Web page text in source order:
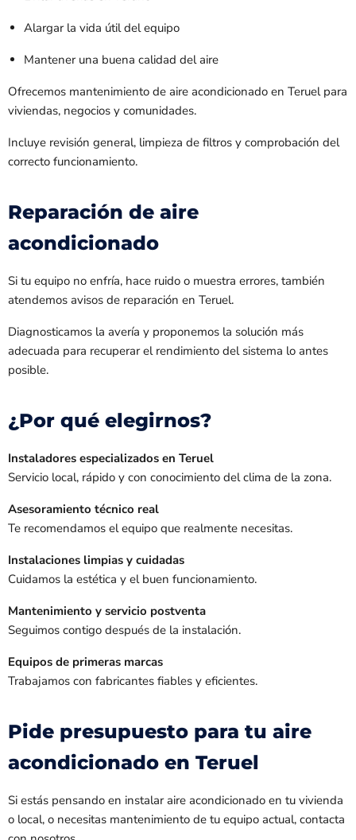
Alargar la vida útil del equipo
Mantener una buena calidad del aire
Ofrecemos mantenimiento de aire acondicionado en Teruel para
viviendas, negocios y comunidades.
Incluye revisión general, limpieza de filtros y comprobación del
correcto funcionamiento.
Reparación de aire
acondicionado
Si tu equipo no enfría, hace ruido o muestra errores, también
atendemos avisos de reparación en Teruel.
Diagnosticamos la avería y proponemos la solución más
adecuada para recuperar el rendimiento del sistema lo antes
posible.
¿Por qué elegirnos?
Instaladores especializados en Teruel
Servicio local, rápido y con conocimiento del clima de la zona.
Asesoramiento técnico real
Te recomendamos el equipo que realmente necesitas.
Instalaciones limpias y cuidadas
Cuidamos la estética y el buen funcionamiento.
Mantenimiento y servicio postventa
Seguimos contigo después de la instalación.
Equipos de primeras marcas
Trabajamos con fabricantes fiables y eficientes.
Pide presupuesto para tu aire
acondicionado en Teruel
Si estás pensando en instalar aire acondicionado en tu vivienda
o local, o necesitas mantenimiento de tu equipo actual, contacta